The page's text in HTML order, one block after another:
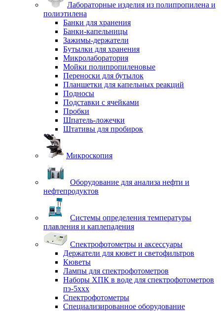
Лабораторные изделия из полипропилена и
полиэтилена
Банки для хранения
Банки-капельницы
Зажимы-держатели
Бутылки для хранения
Микролаборатория
Мойки полипропиленовые
Переноски для бутылок
Планшетки для капельных реакций
Подносы
Подставки с ячейками
Пробки
Шпатель-ложечки
Штативы для пробирок
Микроскопия
Оборудование для анализа нефти и
нефтепродуктов
Системы определения температуры
плавления и каплепадения
Спектрофотометры и аксессуары
Держатели для кювет и светофильтров
Кюветы
Лампы для спектрофотометров
Наборы ХПК в воде для спектрофотометров
пэ-5ххх
Спектрофотометры
Специализированное оборудование